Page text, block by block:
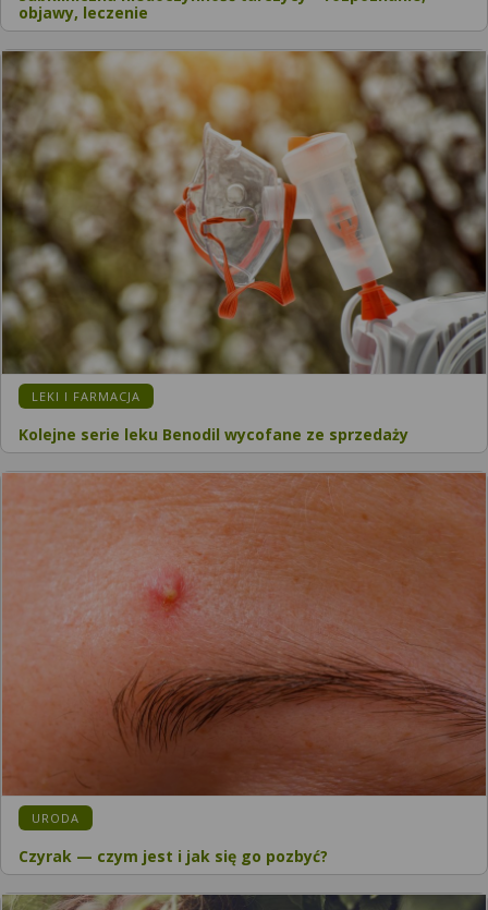
objawy, leczenie
LEKI I FARMACJA
Kolejne serie leku Benodil wycofane ze sprzedaży
URODA
Czyrak — czym jest i jak się go pozbyć?